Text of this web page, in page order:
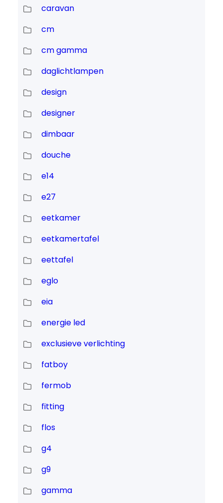
caravan
cm
cm gamma
daglichtlampen
design
designer
dimbaar
douche
e14
e27
eetkamer
eetkamertafel
eettafel
eglo
eia
energie led
exclusieve verlichting
fatboy
fermob
fitting
flos
g4
g9
gamma